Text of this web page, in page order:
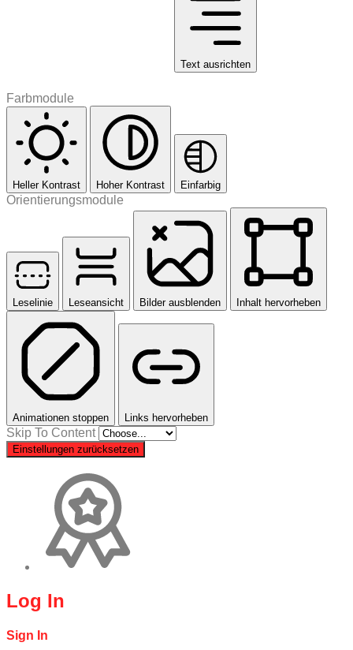
Text ausrichten
Farbmodule
Heller Kontrast Hoher Kontrast Einfarbig
Orientierungsmodule
Leselinie Leseansicht Bilder ausblenden Inhalt hervorheben
Animationen stoppen Links hervorheben
Skip To Content
Einstellungen zurücksetzen
Log In
Sign In